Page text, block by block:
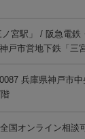
宮駅」 / 阪急電鉄
戸市営地下鉄「三
兵庫県神戸市
国オンライン相談